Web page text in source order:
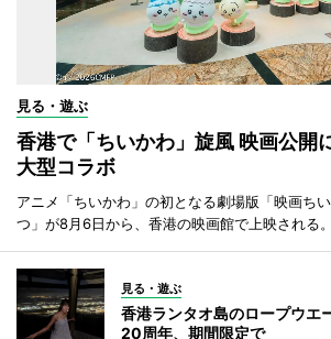
見る・遊ぶ
香港で「ちいかわ」旋風 映画公開
大型コラボ
アニメ「ちいかわ」の初となる劇場版「映画ち
つ」が8月6日から、香港の映画館で上映される。
見る・遊ぶ
香港ランタオ島のロープウ
20周年、期間限定で